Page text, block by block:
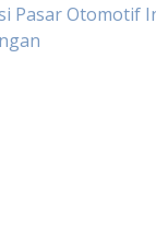
Pasar Otomotif